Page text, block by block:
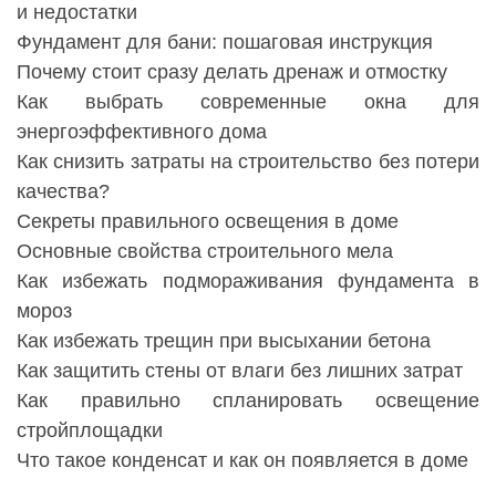
и недостатки
Фундамент для бани: пошаговая инструкция
Почему стоит сразу делать дренаж и отмостку
Как выбрать современные окна для
энергоэффективного дома
Как снизить затраты на строительство без потери
качества?
Секреты правильного освещения в доме
Основные свойства строительного мела
Как избежать подмораживания фундамента в
мороз
Как избежать трещин при высыхании бетона
Как защитить стены от влаги без лишних затрат
Как правильно спланировать освещение
стройплощадки
Что такое конденсат и как он появляется в доме